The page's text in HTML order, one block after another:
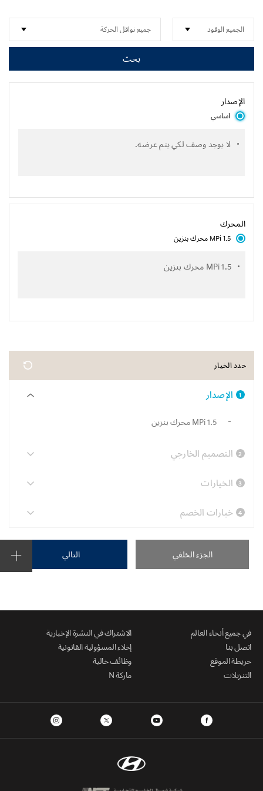
بحث
الإصدار
اساسي
لا يوجد وصف لكي يتم عرضه.
المحرك
1.5 MPi محرك بنزين
1.5 MPi محرك بنزين
حدد الخيار
1 الإصدار
1.5 MPi محرك بنزين
2 التصميم الخارجي
3 الخيارات
4 خيارات الخصم
الجزء الخلفي التالي
في جميع أنحاء العالم
الاشتراك في النشرة الإخبارية
اتصل بنا
إخلاء المسؤولية القانونية
خريطة الموقع
وظائف خالية
التنزيلات
ماركة N